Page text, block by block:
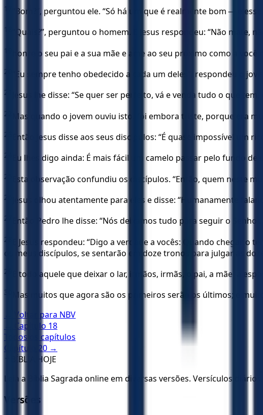
17 “Bom?”, perguntou ele. “Só há um que é realmente bom — e
18 “Quais?”, perguntou o homem. E Jesus respondeu: “Não
19 honre o seu pai e a sua mãe e ame ao seu próximo como a você
20 “Eu sempre tenho obedecido a cada um deles”, respondeu o
21 Jesus lhe disse: “Se quer ser perfeito, vá e venda tudo o que
22 Mas quando o jovem ouviu isto, foi embora triste, porque era
23 Então Jesus disse aos seus discípulos: “É quase impossível um
24 Eu lhes digo ainda: É mais fácil um camelo passar pelo fundo
25 Esta observação confundiu os discípulos. “Então, quem neste
26 Jesus olhou atentamente para eles e disse: “Humanamente
27 Então Pedro lhe disse: “Nós deixamos tudo para seguir o
28
E Jesus respondeu: “Digo a verdade a vocês: Quando chegar
os meus discípulos, se sentarão em doze tronos para julgar as
29 E todo aquele que deixar o lar, irmãos, irmãs, o pai, a mãe, a
30
Mas muitos que agora são os primeiros serão os últimos; e
← Voltar para NBV
← Capítulo 18
Todos os capítulos
Capítulo
20 →
BÍBLIA HOJE
Leia a Bíblia Sagrada online em diversas versões. Versículos
Versões